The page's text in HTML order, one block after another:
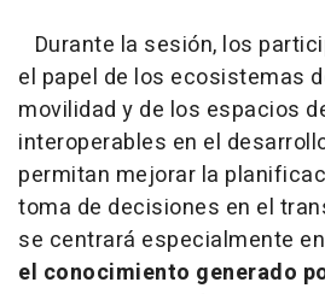
Durante la sesión, los
el papel de los ecosistemas
movilidad y de los espacios
interoperables en el
permitan mejorar la
toma de decisiones en el
se centrará especialmente en
el conocimiento generado